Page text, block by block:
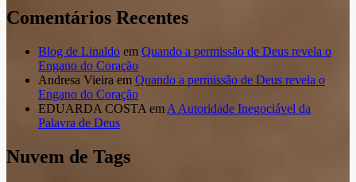
Comentários Recentes
Blog de Linaldo em Quando a permissão de Deus revela o
Engano do Coração
Andresa Vieira em Quando a permissão de Deus revela o
Engano do Coração
EDUARDA COSTA em A Autoridade Inegociável da
Palavra de Deus
Nuvem de Tags